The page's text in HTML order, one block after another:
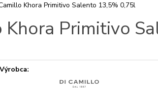
Khora Primitivo Salento 13,5% 0,75l
Khora Primitivo
Výrobca: